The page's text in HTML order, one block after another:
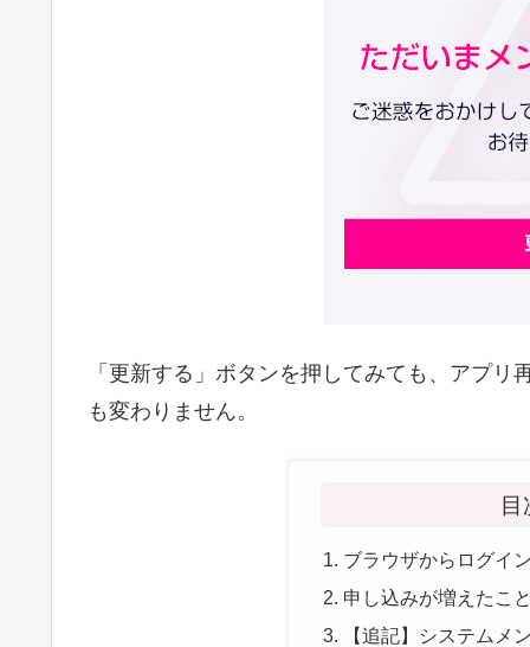
「更新する」ボタンを押してみても、アプ
も変わりません。
目
ブラウザからログイ
申し込みが増えたこ
【追記】システムメ